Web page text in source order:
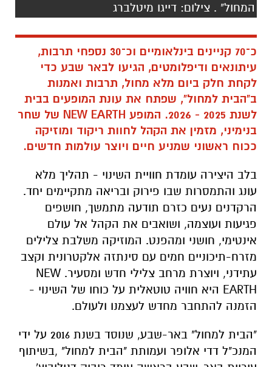
המחול" . צילום: דייגו מיטלברג
כ־70 קניינים בינלאומיים וכ־30 נספחי תרבות,
עיתונאים ודיפלומטים, הגיעו לבאר שבע כדי
לקחת חלק ביום מלא מחול, תרבות ואמנות
ב"הבית למחול", שפתח את עונת המופעים בבית
לשנת 2025 - 2026. המופע NEW EARTH של שחר
בנימיני, מזמין את הקהל לחוות ריקוד ומוזיקה
ככוח ראשוני שמניע חיים ויוצר עולמות חדשים.
בלב היצירה עומדת חוויית השינוי - תהליך מלא
עונג והתמסרות שבו פירוק ובריאה מתקיימים יחד.
הרקדנים נעים כזרם תודעה מתמשך, חושפים
פגיעות ועוצמה, ושואבים את הקהל אל עולם
אינטימי, חושני ומהפנט. המוזיקה משלבת צלילים
מזרח-תיכוניים חמים עם סינתזה אלקטרונית וקצב
עתידני, ויוצרת מרחב צלילי חדש ומסעיר. NEW
EARTH היא חוויה טוטאלית על כוחו של השינוי -
הזמנה להתחבר מחדש לעצמנו ולעולם.
"הבית למחול" באר-שבע, שנוסד בשנת 2016 על ידי
המנכ"ל דדי אלופר ועמותת "הבית למחול" ,בשיתוף